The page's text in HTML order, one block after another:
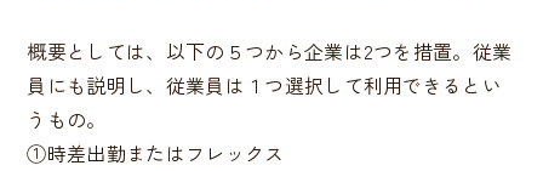
概要としては、以下の５つから企業は2つを措置。従業
員にも説明し、従業員は１つ選択して利用できるとい
うもの。
①時差出勤またはフレックス